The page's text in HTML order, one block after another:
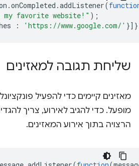
.onCompleted .addListener(
favorite website!" );
: 'https://www.google.com/'
שליחת תגובה למאזינים
מאזינים קיימים כדי להפעיל
מופעל. כדי להגיב לאירוע, צריך
הרצויה בתוך אירוע המאזינים.